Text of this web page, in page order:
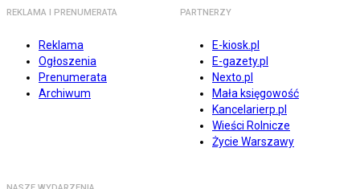
REKLAMA I PRENUMERATA
Reklama
Ogłoszenia
Prenumerata
Archiwum
PARTNERZY
E-kiosk.pl
E-gazety.pl
Nexto.pl
Mała księgowość
Kancelarierp.pl
Wieści Rolnicze
Życie Warszawy